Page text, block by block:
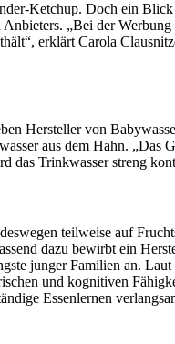
Ketchup. Doch ein
„Bei der
erklärt Carola
Hersteller von
aus dem Hahn. „Das
das Trinkwasser streng
teilweise auf
dazu bewirbt ein
junger Familien an.
und kognitiven
Essenlernen